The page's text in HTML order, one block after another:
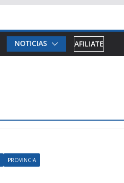
NOTICIAS AFILIATE
PROVINCIA